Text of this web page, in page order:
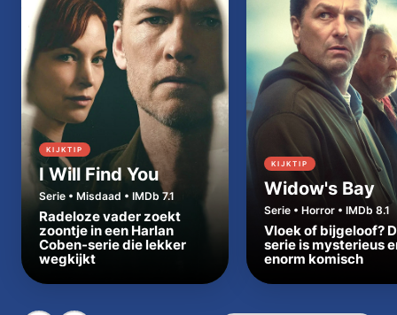
KIJKTIP
I Will Find You
Serie • Misdaad • IMDb 7.1
Radeloze vader zoekt
zoontje in een Harlan
Coben-serie die lekker
wegkijkt
KIJKTIP
Widow's Bay
Serie • Horror • IMDb 8.1
Vloek of bijgeloof?
serie is mysterieus
enorm komisch